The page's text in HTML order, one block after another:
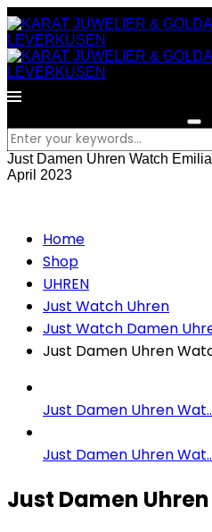
Just Damen Uhren Watch Emilia
April 2023
Home
Shop
UHREN
Just Watch Uhren
Just Watch Damen
Just Damen Uhren
Just Damen Uhren
Just Damen Uhren
Just Damen